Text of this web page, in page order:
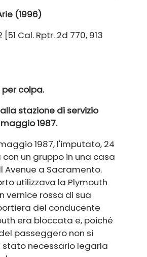
(1996)
[51 Cal. Rptr. 2d 770, 913
per colpa.
stazione di servizio
1987.
1987, l'imputato, 24
con un gruppo in una casa
Avenue a Sacramento.
utilizzava la Plymouth
vernice rossa di sua
del conducente
era bloccata e, poiché
passeggero non si
stato necessario legarla